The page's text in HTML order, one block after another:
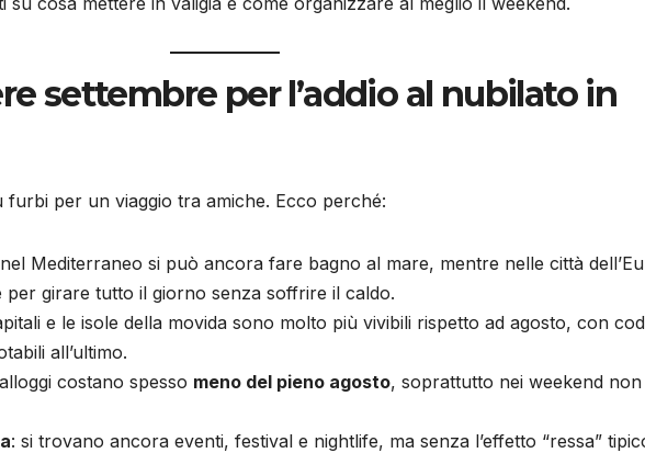
settembre per l’addio al nubilato in
furbi per un viaggio tra amiche. Ecco perché:
Mediterraneo si può ancora fare bagno al mare, mentre nelle città
per girare tutto il giorno senza soffrire il caldo.
e le isole della movida sono molto più vivibili rispetto ad agosto, con
all’ultimo.
costano spesso meno del pieno agosto, soprattutto nei weekend non
: si trovano ancora eventi, festival e nightlife, ma senza l’effetto “ressa”